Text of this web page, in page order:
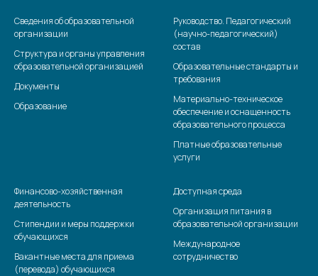
Сведения об образовательной
организации
Структура и органы управления
образовательной организацией
Документы
Образование
Руководство. Педагогический
(научно-педагогический)
состав
Образовательные стандарты и
требования
Материально-техническое
обеспечение и оснащенность
образовательного процесса
Платные образовательные
услуги
Финансово-хозяйственная
деятельность
Стипендии и меры поддержки
обучающихся
Вакантные места для приема
(перевода) обучающихся
Доступная среда
Организация питания в
образовательной организации
Международное
сотрудничество